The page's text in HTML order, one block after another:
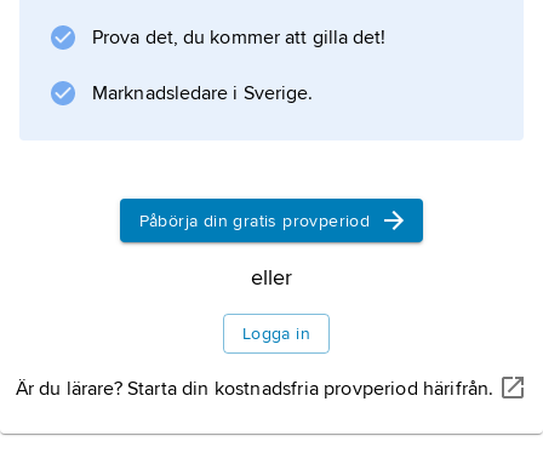
brevinnehållet. Vid det franska hovet på 1600-
talet infördes en enkel form av kuvert, som
veks för hand och förseglades
Information om artikeln
Prova det, du kommer att gilla det!
Marknadsledare i Sverige.
Påbörja din gratis provperiod
eller
Logga in
Är du lärare? Starta din kostnadsfria provperiod härifrån.